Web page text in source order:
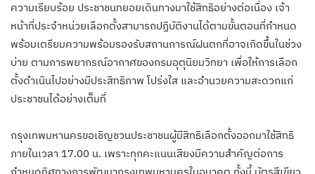
ความเรียบร้อย ประชาชนทยอยเดินทางมาใช้สิทธิอย่างต่อเนื่อง เจ้า
หน้าที่ประจำหน่วยเลือกตั้งสามารถปฏิบัติงานได้ตามขั้นตอนที่กำหนด
พร้อมเตรียมความพร้อมรองรับสถานการณ์ฝนตกที่อาจเกิดขึ้นในช่วง
บ่าย ตามการพยากรณ์อากาศของกรมอุตุนิยมวิทยา เพื่อให้การเลือก
ตั้งดำเนินไปอย่างมีประสิทธิภาพ โปร่งใส และอำนวยความสะดวกแก่
ประชาชนได้อย่างเต็มที่
กรุงเทพมหานครขอเชิญชวนประชาชนผู้มีสิทธิเลือกตั้งออกมาใช้สิทธิ
ภายในเวลา 17.00 น. เพราะทุกคะแนนเสียงมีความสำคัญต่อการ